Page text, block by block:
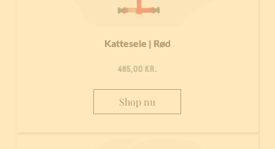
Kattesele | Rød
485,00 kr.
Shop nu